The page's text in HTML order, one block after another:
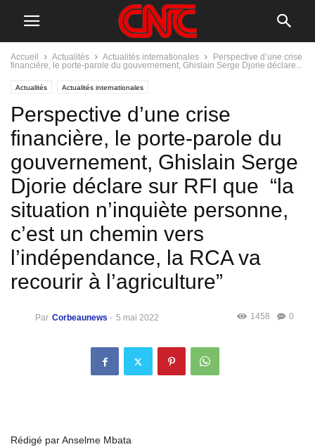
Accueil Actualités Actualités internationales
Perspective d’une crise
financière, le porte-parole du gouvernement, Ghislain Serge Djorie déclare...
Actualités Actualités internationales
Perspective d’une crise
financière, le porte-parole du
gouvernement, Ghislain Serge
Djorie déclare sur RFI que “la
situation n’inquiète personne,
c’est un chemin vers
l’indépendance, la RCA va
recourir à l’agriculture”
Par Corbeaunews - 5 mai 2022 0
1458
Rédigé par Anselme Mbata